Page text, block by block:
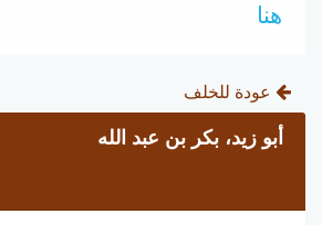
هنا
عودة للخلف
أبو زيد، بكر بن عبد الله